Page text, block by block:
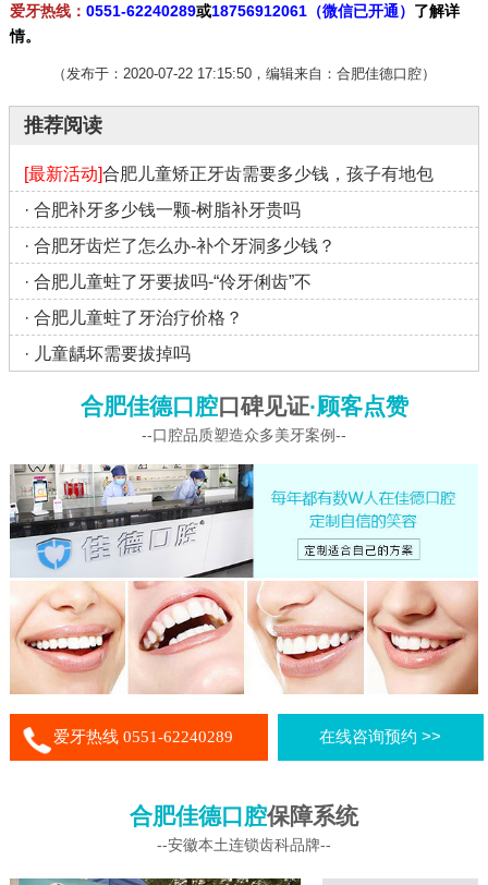
爱牙热线： 0551-62240289或18756912061（微信已开通） 了解详
情。
（发布于：2020-07-22 17:15:50，编辑来自：合肥佳德口腔）
推荐阅读
[最新活动]合肥儿童矫正牙齿需要多少钱，孩子有地包
· 合肥补牙多少钱一颗-树脂补牙贵吗
· 合肥牙齿烂了怎么办-补个牙洞多少钱？
· 合肥儿童蛀了牙要拔吗-“伶牙俐齿”不
· 合肥儿童蛀了牙治疗价格？
· 儿童龋坏需要拔掉吗
合肥佳德口腔口碑见证·顾客点赞
--口腔品质塑造众多美牙案例--
爱牙热线 0551-62240289 在线咨询预约 >>
合肥佳德口腔保障系统
--安徽本土连锁齿科品牌--